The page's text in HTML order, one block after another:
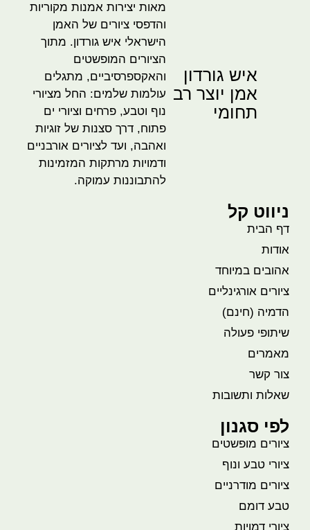
איש גורדון
אמן יוצר רב
תחומי
מאות יצירות אמנות מקוריות
והדפסי ציורים של האמן
הישראלי איש גורדון. מתוך
הציורים המופשטים
והאקספרסיביים, מתגלים
עולמות שלמים: החל מציורי
נוף וטבע, פרחים וציורי ים
פתוח, דרך סצנות של זוגיות
ואהבה, ועד לציורים אורבניים
ודמויות מרתקות המזמינות
להתבוננות עמוקה.
ניווט קל
דף הבית
אודות
אהובים במיוחד
ציורים אורגינליים
הדמיה (חינם)
שיתופי פעולה
מאמרים
צור קשר
שאלות ותשובות
לפי סגנון
ציורים מופשטים
ציורי טבע ונוף
ציורים מודרניים
טבע דומם
ציורי דמויות